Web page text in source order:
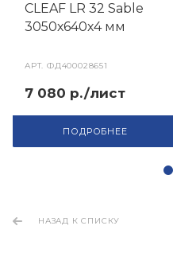
CLEAF LR 32 Sable
3050х640х4 мм
АРТ.ФД400028651
7 080 р./лист
ПОДРОБНЕЕ
НАЗАД К СПИСКУ